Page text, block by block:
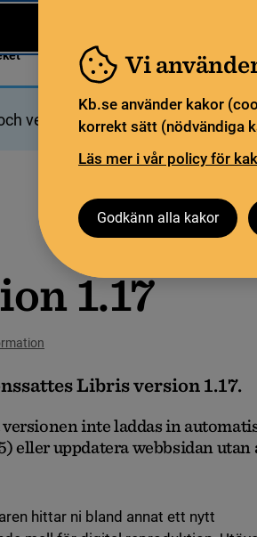
Vi
Kb.se använder kakor
korrekt sätt (nödvändiga
Läs mer i vår policy för
Godkänn alla kakor
För bibliotekssektorn
verktyg Biblioteksstatistik
1.17
Libris version 1.17.
inte laddas in
eller uppdatera webbsidan utan
hittar ni bland annat ett nytt